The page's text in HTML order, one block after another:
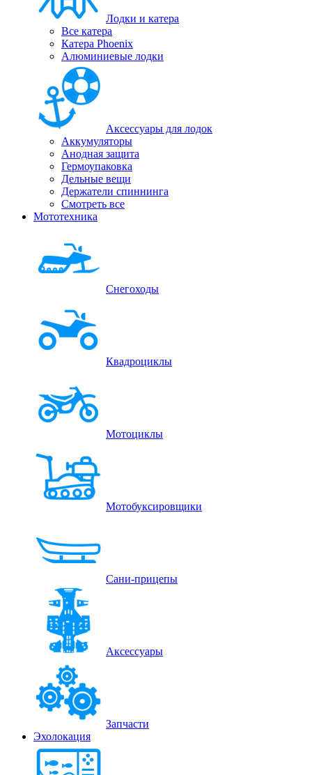
Лодки и катера
Все катера
Катера Phoenix
Алюминиевые лодки
Аксессуары для лодок
Аккумуляторы
Анодная защита
Гермоупаковка
Дельные вещи
Держатели спиннинга
Смотреть все
Мототехника
Снегоходы
Квадроциклы
Мотоциклы
Мотобуксировщики
Сани-прицепы
Аксессуары
Запчасти
Эхолокация